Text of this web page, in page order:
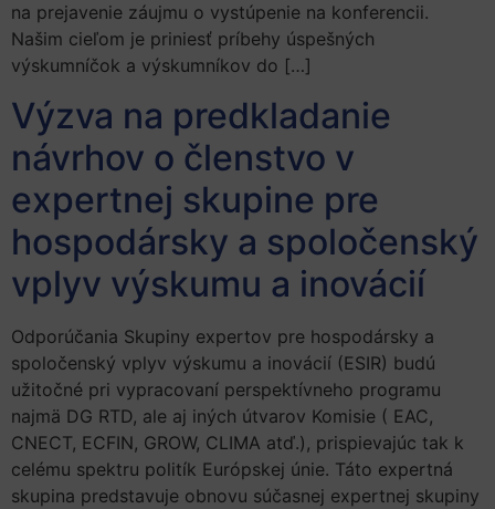
na prejavenie záujmu o vystúpenie na konferencii.
Našim cieľom je priniesť príbehy úspešných
výskumníčok a výskumníkov do […]
Výzva na predkladanie
návrhov o členstvo v
expertnej skupine pre
hospodársky a spoločenský
vplyv výskumu a inovácií
Odporúčania Skupiny expertov pre hospodársky a
spoločenský vplyv výskumu a inovácií (ESIR) budú
užitočné pri vypracovaní perspektívneho programu
najmä DG RTD, ale aj iných útvarov Komisie ( EAC,
CNECT, ECFIN, GROW, CLIMA atď.), prispievajúc tak k
celému spektru politík Európskej únie. Táto expertná
skupina predstavuje obnovu súčasnej expertnej skupiny